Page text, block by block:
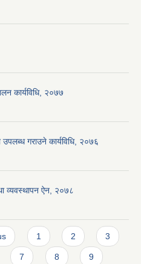
कार्यविधि, २०७७
उपलब्ध गराउने कार्यविधि, २०७६
व्यवस्थापन ऐन, २०७८
1 2 3
7 8 9